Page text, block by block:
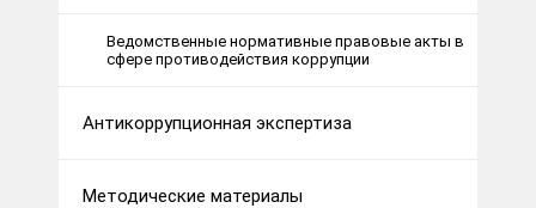
Ведомственные нормативные правовые акты в
сфере противодействия коррупции
Антикоррупционная экспертиза
Методические материалы